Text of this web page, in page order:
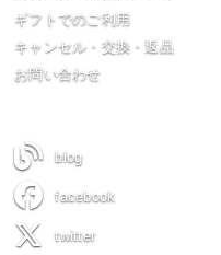
ギフトでのご利用
キャンセル・交換・返品
お問い合わせ
blog
facebook
twitter